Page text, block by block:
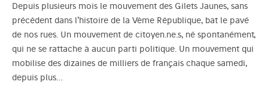
Depuis plusieurs mois le mouvement des Gilets Jaunes, sans
précédent dans l’histoire de la Vème République, bat le pavé
de nos rues. Un mouvement de citoyen.ne.s, né spontanément,
qui ne se rattache à aucun parti politique. Un mouvement qui
mobilise des dizaines de milliers de français chaque samedi,
depuis plus…